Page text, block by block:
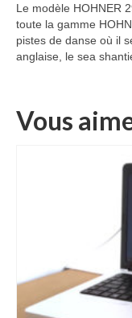
Le modèle HOHNER
toute la gamme
pistes de danse où il
anglaise, le sea
Vous